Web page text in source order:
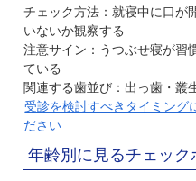
チェック方法：就寝中に口が
いないか観察する
注意サイン： うつぶせ寝が習
ている
関連する歯並び： 出っ歯・叢
受診を検討すべきタイミング
ださい
年齢別に見るチェッ